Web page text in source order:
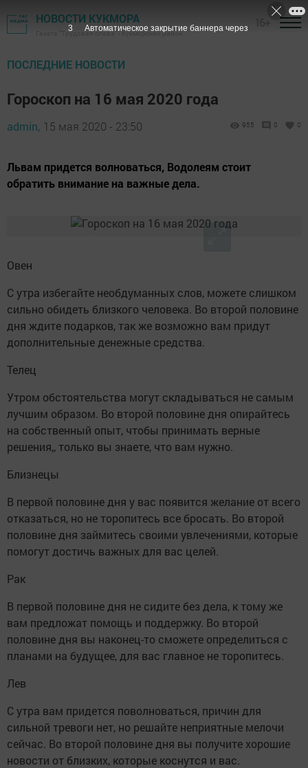
НОВОСТИ КУКМОРА
Газета "Трудовая слава" - Кукморский район
ПОСЛЕДНИЕ НОВОСТИ
Гороскоп на 16 мая 2020 года
admin, 15 мая 2020 - 23:50 955 0 0
Львам придется волноваться, Водолеям стоит
обратить внимание на важные дела.
Овен
С утра избегайте необдуманных слов, можете слишком
сильно обидеть близкого человека. Во второй половине
дня ждите подарков, так же возможно вам придут
дополнительные денежные средства.
Телец
Утром обстоятельства могут складываться не самым
лучшим образом. Во второй половине дня опирайтесь
на собственный опыт, чтобы принимать верные
решения,, только вы знаете, что вам нужно.
Близнецы
В первой половине дня у вас появится желание от всего
отказаться, но не торопитесь все бросать. Во второй
половине дня займитесь своими увлечениями, которые
помогут достичь важных для вас целей.
Рак
В первой половине дня не сидите без дела, к тому же
вам предложат помощь и поддержку. Во второй
половине дня вы наконец-то сможете определиться с
планами на будущее, для вас главное не торопитесь.
Лев
С утра вам придется поволноваться, причин для
сильной тревоги нет, но решайте неприятные мелочи
сейчас. Во второй половине дня вы получите хорошие
новости от близких, которые коснутся и вас.
2 Автоматическое закрытие баннера через